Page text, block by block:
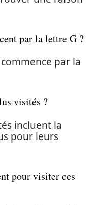
par la lettre G ?
par la
visités ?
incluent la
pour leurs
pour visiter ces